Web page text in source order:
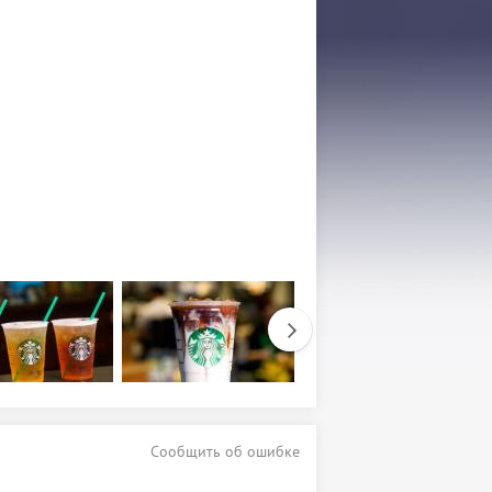
Сообщить об ошибке